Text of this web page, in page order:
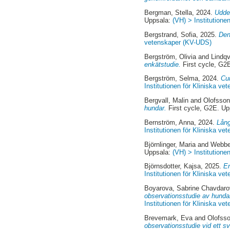
Bergman, Stella , 2024.
Uppsala:(VH) >
Bergstrand, Sofia , 2025.
vetenskaper (KV-UDS)
Bergström, Olivia and
enkätstudie. First cycle,
Bergström, Selma, 2024.
Institutionen för Kliniska
Bergvall, Malin and
hundar. First cycle, G2E.
Bernström, Anna , 2024.
Institutionen för Kliniska
Björnlinger, Maria and
Uppsala:(VH) >
Björnsdotter, Kajsa, 2025.
Institutionen för Kliniska
Boyarova, Sabrine
observationsstudie av
Institutionen för Kliniska
Brevemark, Evaand
observationsstudie vid ett